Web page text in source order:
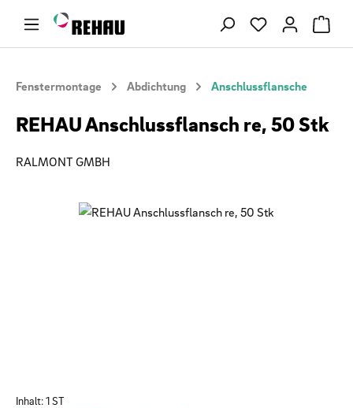
Zum Hauptinhalt springen Du hast 0
Fenstermontage Abdichtung Anschlussflansche
REHAU Anschlussflansch re, 50 Stk
RALMONT GMBH
Bildergalerie überspringen
Inhalt:1 ST